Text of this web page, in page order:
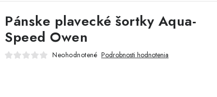
FREEDIVING
SPEARFISHING
Pánske plavecké šortky Aqua-
Speed Owen
Neohodnotené Podrobnosti hodnotenia